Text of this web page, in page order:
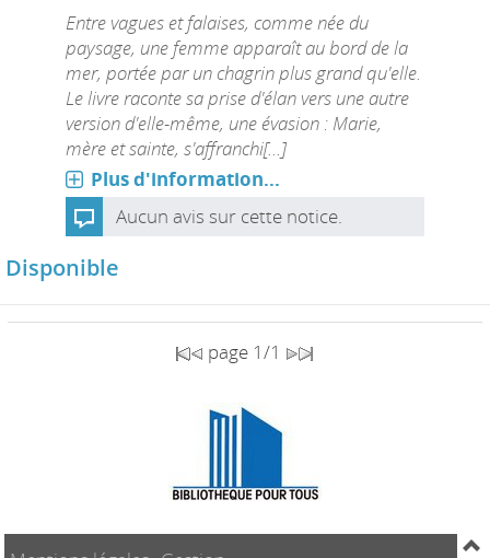
Entre vagues et falaises, comme née du
paysage, une femme apparaît au bord de la
mer, portée par un chagrin plus grand qu'elle.
Le livre raconte sa prise d'élan vers une autre
version d'elle-même, une évasion : Marie,
mère et sainte, s'affranchi[...]
Plus d'information...
Aucun avis sur cette notice.
Disponible
page 1/1